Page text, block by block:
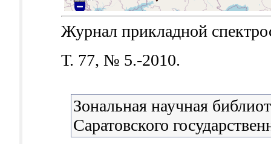
Журнал прикладной
Т. 77, № 5.-2010.
Зональная научная
Саратовского